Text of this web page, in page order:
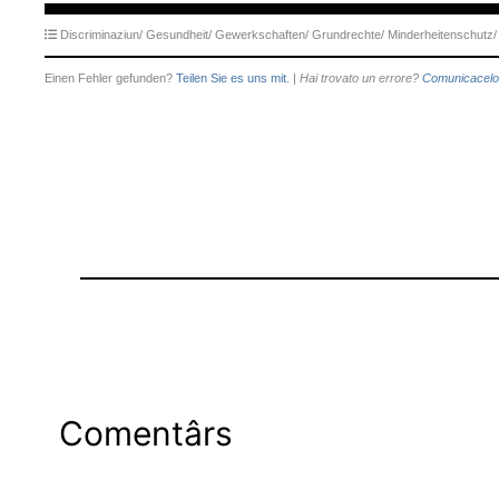
Discriminaziun/ Gesundheit/ Gewerkschaften/ Grundrechte/ Minderheitenschutz/
Einen Fehler gefunden? Teilen Sie es uns mit. | Hai trovato un errore? Comunicacelo.
Comentârs